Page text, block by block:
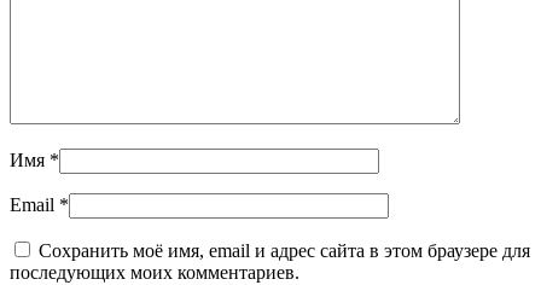
Имя *
Email *
Сохранить моё имя, email и адрес сайта в этом браузере для
последующих моих комментариев.